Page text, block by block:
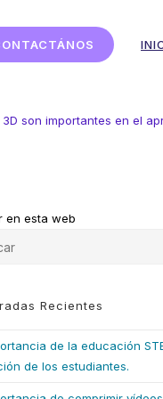
son importantes en el
en esta web
Recientes
de la educación
de los estudiantes.